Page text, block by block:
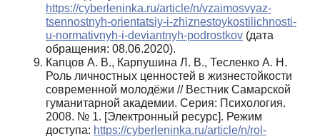
https://cyberleninka.ru/article/n/vzaimosvyaz-
tsennostnyh-orientatsiy-i‑zhiznestoykostilichnosti-
u‑normativnyh-i‑deviantnyh-podrostkov (дата
обращения: 08.06.2020).
Капцов А. В., Карпушина Л. В., Тесленко А. Н.
Роль личностных ценностей в жизнестойкости
современной молодёжи // Вестник Самарской
гуманитарной академии. Серия: Психология.
2008. № 1. [Электронный ресурс]. Режим
доступа: https://cyberleninka.ru/article/n/rol-